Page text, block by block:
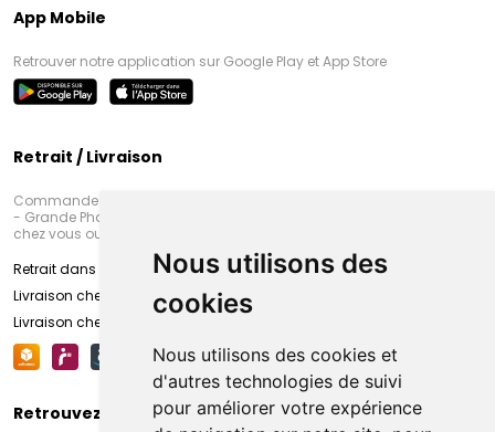
Nous utilisons des
cookies
Nous utilisons des cookies et
d'autres technologies de suivi
pour améliorer votre expérience
App Mobile
Retrouver notre application sur Google Play et App Store
Retrait / Livraison
Commandez en ligne et venez chercher votre commande à Amiens
- Grande Pharmacie d’Amiens (Fachon) ou recevez-là rapidement
chez vous ou en point retrait
Retrait dans la pharmacie d’Amiens
Livraison chez vous
Livraison chez votre commerçant
Retrouvez-nous sur vos réseaux sociaux